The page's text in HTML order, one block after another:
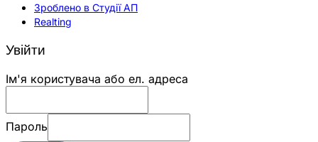
Зроблено в Студії АП
Realting
Увійти
Ім'я користувача або ел. адреса
Пароль